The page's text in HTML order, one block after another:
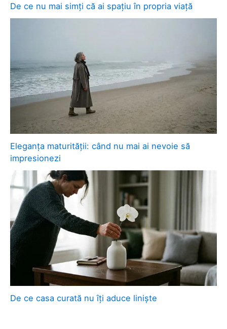
De ce nu mai simți că ai spațiu în propria viață
Eleganța maturității: când nu mai ai nevoie să
impresionezi
De ce casa curată nu îți aduce liniște